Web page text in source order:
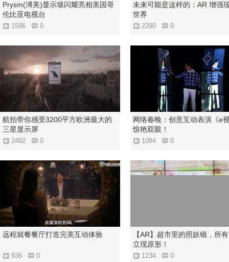
Prysm(溥美)显示墙闪耀亮相美国哥
伦比亚电视台
1596 0
未来可能是这样的：AR 增强
世界
2290 0
航拍带你感受3200平方欧洲最大的
三星显示屏
2492 0
网络春晚：创意互动表演《e
惊艳双眼！
1084 0
远程就餐餐厅打造完美互动体验
936 0
【AR】超市里的照妖镜，所
立现原形！
1234 0